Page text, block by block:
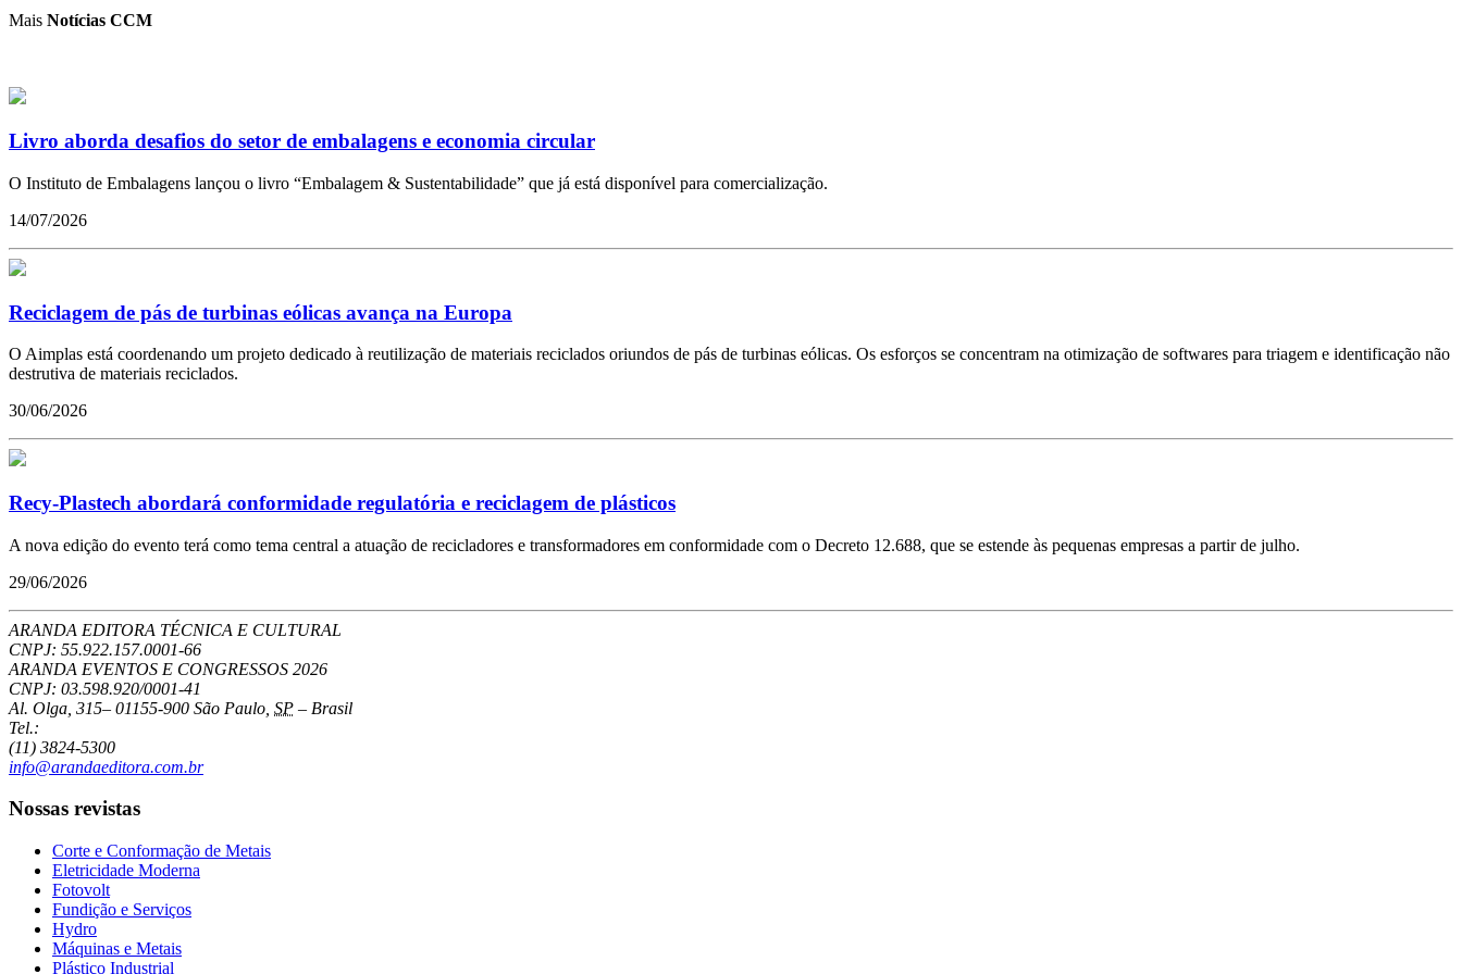
Mais Notícias CCM
Livro aborda desafios do setor de embalagens e economia circular
O Instituto de Embalagens lançou o livro “Embalagem & Sustentabilidade” que já está disponível para comercialização.
14/07/2026
Reciclagem de pás de turbinas eólicas avança na Europa
O Aimplas está coordenando um projeto dedicado à reutilização de materiais reciclados oriundos de pás de turbinas eólicas. Os esforços se concentram na otimização de softwares para triagem e identificação não
destrutiva de materiais reciclados.
30/06/2026
Recy-Plastech abordará conformidade regulatória e reciclagem de plásticos
A nova edição do evento terá como tema central a atuação de recicladores e transformadores em conformidade com o Decreto 12.688, que se estende às pequenas empresas a partir de julho.
29/06/2026
ARANDA EDITORA TÉCNICA E CULTURAL
CNPJ: 55.922.157.0001-66
ARANDA EVENTOS E CONGRESSOS 2026
CNPJ: 03.598.920/0001-41
Al. Olga, 315– 01155-900 São Paulo SP – Brasil
Tel.:
(11) 3824-5300
info@arandaeditora.com.br
Nossas revistas
Corte e Conformação de Metais
Eletricidade Moderna
Fotovolt
Fundição e Serviços
Hydro
Máquinas e Metais
Plástico Industrial